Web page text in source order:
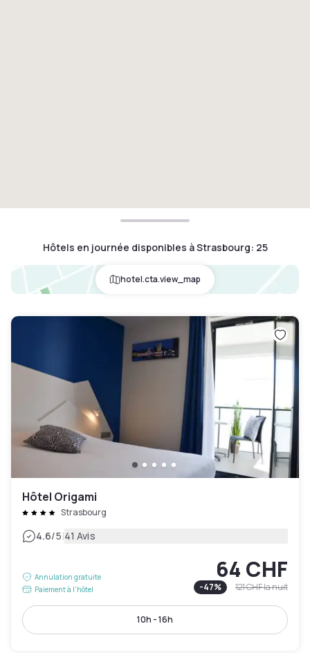
Hôtels en journée disponibles à Strasbourg: 25
hotel.cta.view_map
Hôtel Origami
Strasbourg
4.6/5|41 Avis
Annulation gratuite
Paiement à l'hôtel
64 CHF
-47% 121 CHFla nuit
10h - 16h